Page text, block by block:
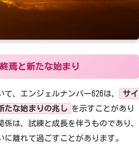
焉と新たな始まり
、エンジェルナンバー626は、
サイ
たな始まりの兆し を示すことがあり
係は、試練と成長を伴うものであり、
離れて過ごすことがあります。